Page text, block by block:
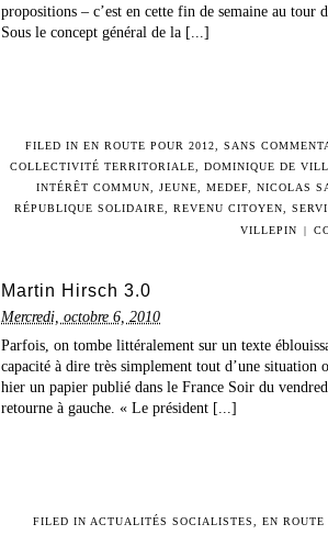
propositions – c’est en cette fin de semaine au tour
Sous le concept général de la [...]
FILED IN EN ROUTE POUR 2012 SANS
COLLECTIVITÉ TERRITORIALE
DOMINIQUE DE
INTÉRÊT COMMUN
JEUNE MEDEF, NICOLAS
RÉPUBLIQUE SOLIDAIRE
REVENU CITOYEN
VILLEPIN
|
Martin Hirsch 3.0
Mercredi, octobre 6, 2010
Parfois, on tombe littéralement sur un texte
capacité à dire très simplement tout d’une situation
hier un papier publié dans le France Soir du
retourne à gauche. « Le président [...]
FILED IN ACTUALITÉS SOCIALISTES EN ROUTE